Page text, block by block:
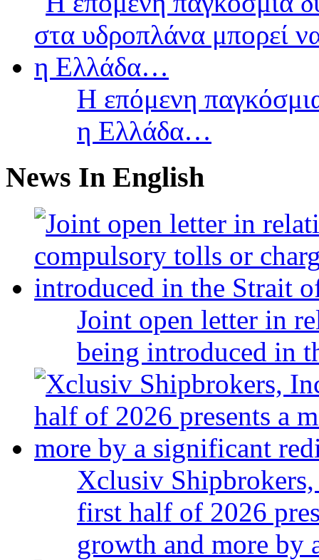
Η επόμενη
η Ελλάδα…
News In English
Joint open letter in
being introduced in
Xclusiv
first half of 2026
growth and more